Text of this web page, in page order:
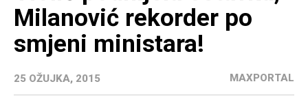
Milanović rekorder po
smjeni ministara!
25 OŽUJKA, 2015 MAXPORTAL